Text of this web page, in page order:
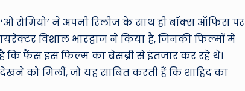
रोमियो’ ने अपनी रिलीज के साथ ही बॉक्स ऑफिस पर
विशाल भारद्वाज ने किया है, जिनकी फिल्मों में
फैंस इस फिल्म का बेसब्री से इंतजार कर रहे थे।
को मिलीं, जो यह साबित करती हैं कि शाहिद का